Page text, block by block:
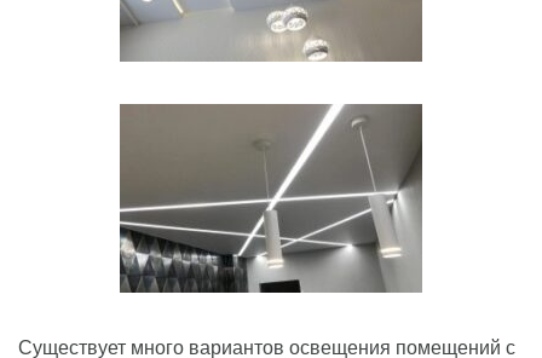
Существует много вариантов освещения помещений с